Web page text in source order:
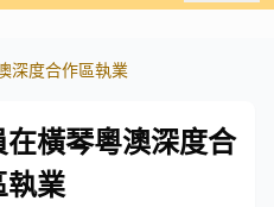
深度合作區執業
橫琴粵澳深度合
執業